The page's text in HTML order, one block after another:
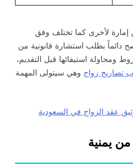
لأخرى كما تختلف وفق
دائماً بطلب استشارة قانونية من
ومحاولة استيفائها قبل التقديم،
تصاريح زواج وهي سيتولى المهمة
عقد الزواج في السعودية
من يمنية